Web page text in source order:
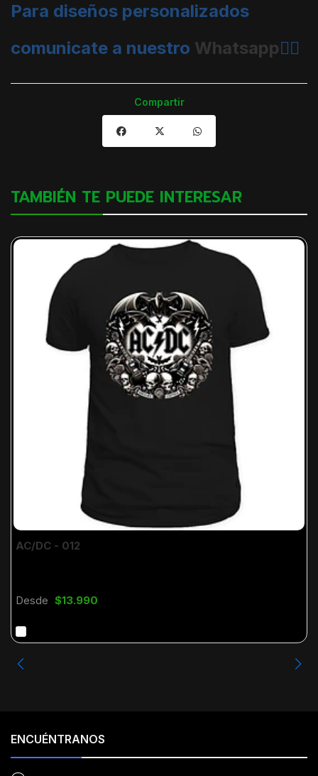
Para diseños personalizados
comunicate a nuestro Whatsapp👈🏼
Compartir
TAMBIÉN TE PUEDE INTERESAR
AC/DC - 012
Desde $13.990
ENCUÉNTRANOS